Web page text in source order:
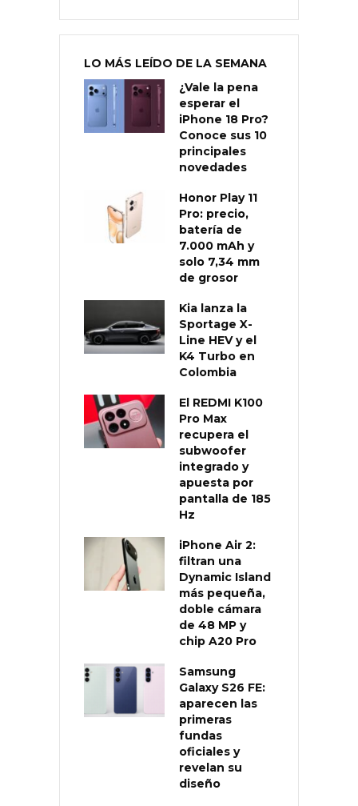
LO MÁS LEÍDO DE LA SEMANA
¿Vale la pena
esperar el
iPhone 18 Pro?
Conoce sus 10
principales
novedades
Honor Play 11
Pro: precio,
batería de
7.000 mAh y
solo 7,34 mm
de grosor
Kia lanza la
Sportage X-
Line HEV y el
K4 Turbo en
Colombia
El REDMI K100
Pro Max
recupera el
subwoofer
integrado y
apuesta por
pantalla de 185
Hz
iPhone Air 2:
filtran una
Dynamic Island
más pequeña,
doble cámara
de 48 MP y
chip A20 Pro
Samsung
Galaxy S26 FE:
aparecen las
primeras
fundas
oficiales y
revelan su
diseño